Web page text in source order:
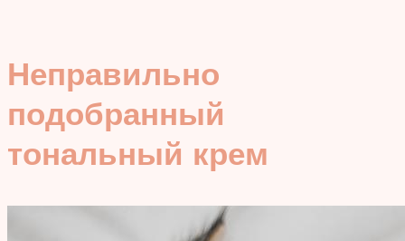
Неправильно
подобранный
тональный крем